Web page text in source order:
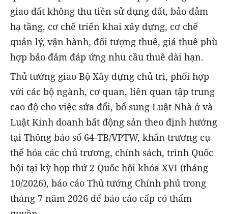
giao đất không thu tiền sử dụng đất, bảo đảm
hạ tầng, cơ chế triển khai xây dựng, cơ chế
quản lý, vận hành, đối tượng thuê, giá thuê phù
hợp bảo đảm đáp ứng nhu cầu thuê dài hạn.
Thủ tướng giao Bộ Xây dựng chủ trì, phối hợp
với các bộ ngành, cơ quan, liên quan tập trung
cao độ cho việc sửa đổi, bổ sung Luật Nhà ở và
Luật Kinh doanh bất động sản theo định hướng
tại Thông báo số 64-TB/VPTW, khẩn trương cụ
thể hóa các chủ trương, chính sách, trình Quốc
hội tại kỳ họp thứ 2 Quốc hội khóa XVI (tháng
10/2026), báo cáo Thủ tướng Chính phủ trong
tháng 7 năm 2026 để báo cáo cấp có thẩm